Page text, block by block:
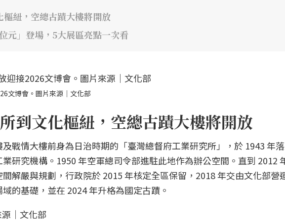
紐，空總古蹟大樓將開放
元」登場，5大展區亮點一次看
文博會。圖片來源｜文化部
到文化樞紐，空總古蹟大樓將開放
戰情大樓前身為日治時期的「臺灣總督府工業研究所」，於 1943 年
研究機構。1950 年空軍總司令部進駐此地作為辦公空間。直到 2012
解嚴與規劃，行政院於 2015 年核定全區保留，2018 年交由文化部營
的基礎，並在 2024 年升格為國定古蹟。